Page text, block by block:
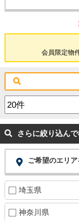
会員限定物
さらに絞り込ん
ご希望のエリ
埼玉県
神奈川県